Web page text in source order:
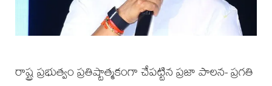
రాష్ట్ర ప్రభుత్వం ప్రతిష్టాత్మకంగా చేపట్టిన ప్రజా పాలన- ప్రగతి